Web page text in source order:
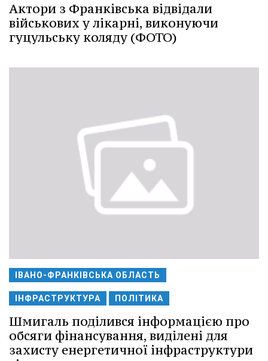
Актори з Франківська відвідали
військових у лікарні, виконуючи
гуцульську коляду (ФОТО)
ІВАНО-ФРАНКІВСЬКА ОБЛАСТЬ
ІНФРАСТРУКТУРА ПОЛІТИКА
Шмигаль поділився інформацією про
обсяги фінансування, виділені для
захисту енергетичної інфраструктури